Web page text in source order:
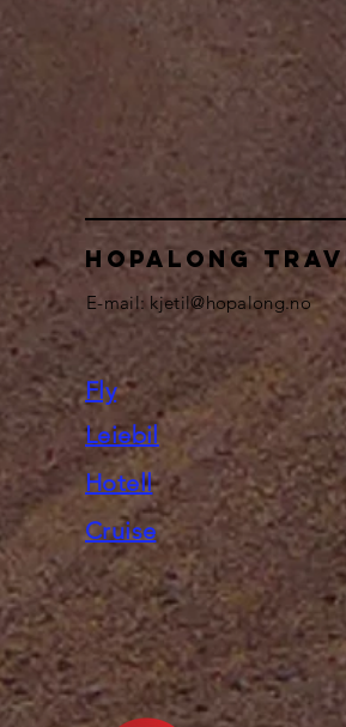
HOPALONG
E-mail: kjetil@hopalong.no
Fly
Leiebil
Hotell
Cruise